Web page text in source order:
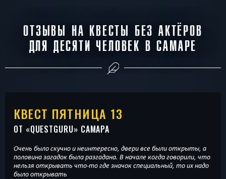
ОТЗЫВЫ НА КВЕСТЫ БЕЗ АКТЁРОВ
ДЛЯ ДЕСЯТИ ЧЕЛОВЕК В САМАРЕ
КВЕСТ ПЯТНИЦА 13
ОТ «QUESTGURU» САМАРА
Очень было скучно и неинтересно, двери все были открыты, а
половина загадок была разгадана. В начале когда говорили, что
нельзя открывать что-то где значок специальный, то их надо
было открывать